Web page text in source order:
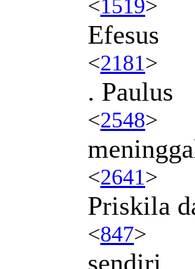
<1519>
Efesus
<2181>
. Paulus
<2548>
<2641>
Priskila
<847>
sendiri